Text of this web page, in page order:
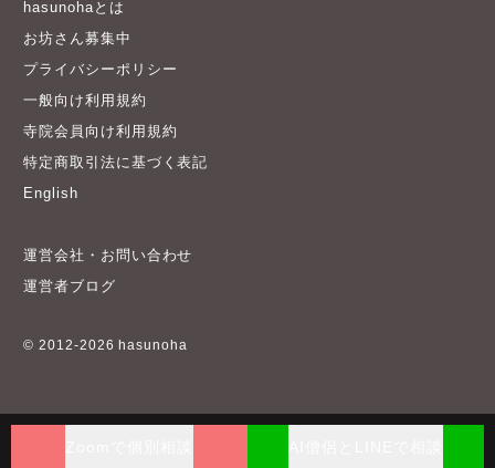
hasunohaとは
お坊さん募集中
プライバシーポリシー
一般向け利用規約
寺院会員向け利用規約
特定商取引法に基づく表記
English
運営会社・お問い合わせ
運営者ブログ
© 2012-2026 hasunoha